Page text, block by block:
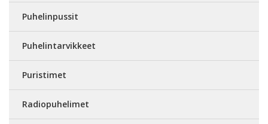
Puhelinpussit
Puhelintarvikkeet
Puristimet
Radiopuhelimet